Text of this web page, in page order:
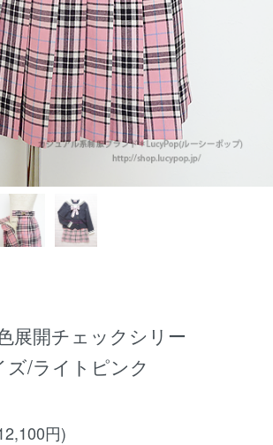
展開チェックシリー
ズ/ライトピンク
円)